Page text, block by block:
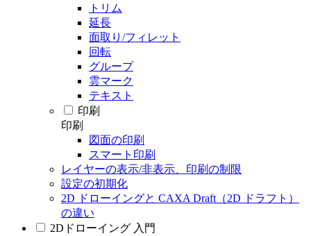
トリム
延長
面取り/フィレット
回転
グループ
雲マーク
テキスト
印刷
印刷
図面の印刷
スマート印刷
レイヤーの表示/非表示、印刷の制限
設定の初期化
2D ドローイングと CAXA Draft（2D ドラフト）
の違い
2Dドローイング 入門